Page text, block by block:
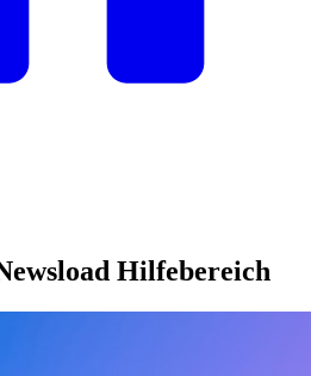
Hilfebereich